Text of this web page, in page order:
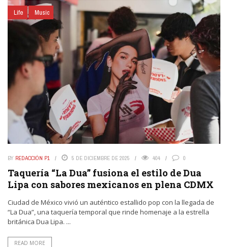
Life Music
BY REDACCIÓN P1 5 DE DICIEMBRE DE 2025 404 0
Taquería “La Dua” fusiona el estilo de Dua
Lipa con sabores mexicanos en plena CDMX
Ciudad de México vivió un auténtico estallido pop con la llegada de
“La Dua”, una taquería temporal que rinde homenaje a la estrella
británica Dua Lipa. ...
READ MORE